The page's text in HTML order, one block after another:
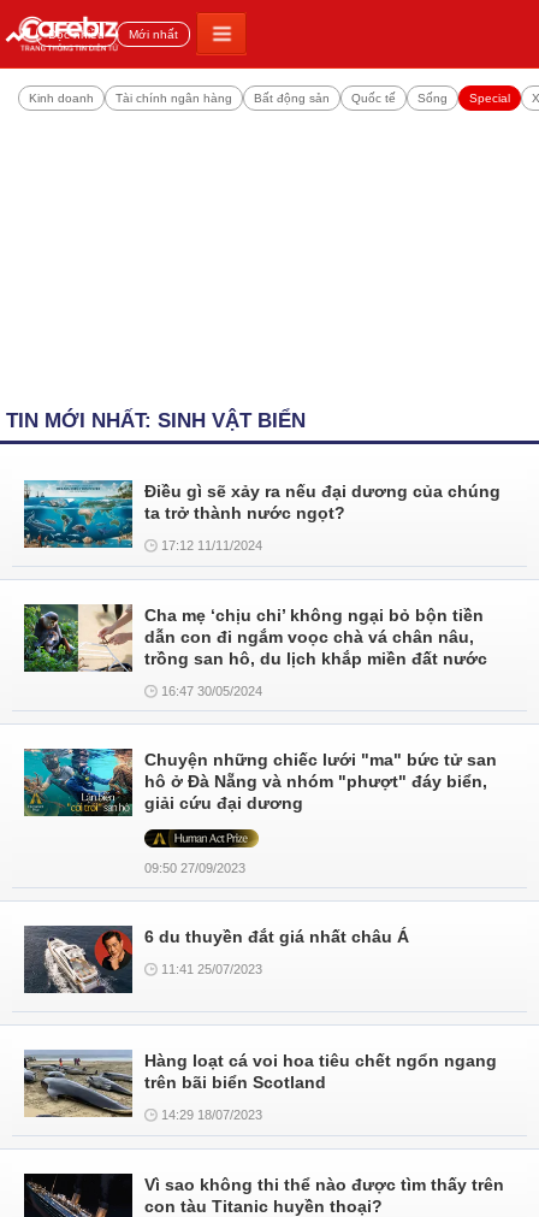
Đọc nhiều Mới nhất
Kinh doanh Tài chính ngân hàng Bất động sản Quốc tế Sống Special
TIN MỚI NHẤT: SINH VẬT BIỂN
Điều gì sẽ xảy ra nếu đại dương của chúng
ta trở thành nước ngọt?
17:12 11/11/2024
Cha mẹ ‘chịu chi’ không ngại bỏ bộn tiền
dẫn con đi ngắm voọc chà vá chân nâu,
trồng san hô, du lịch khắp miền đất nước
16:47 30/05/2024
Chuyện những chiếc lưới "ma" bức tử san
hô ở Đà Nẵng và nhóm "phượt" đáy biển,
giải cứu đại dương
09:50 27/09/2023
6 du thuyền đắt giá nhất châu Á
11:41 25/07/2023
Hàng loạt cá voi hoa tiêu chết ngổn ngang
trên bãi biển Scotland
14:29 18/07/2023
Vì sao không thi thể nào được tìm thấy trên
con tàu Titanic huyền thoại?